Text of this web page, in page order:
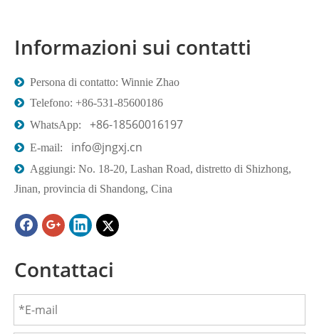
Informazioni sui contatti
 Persona di contatto: Winnie Zhao
 Telefono: +86-531-85600186
 WhatsApp: +86-18560016197
 E-mail: info@jngxj.cn
 Aggiungi: No. 18-20, Lashan Road, distretto di Shizhong,
Jinan, provincia di Shandong, Cina
Contattaci